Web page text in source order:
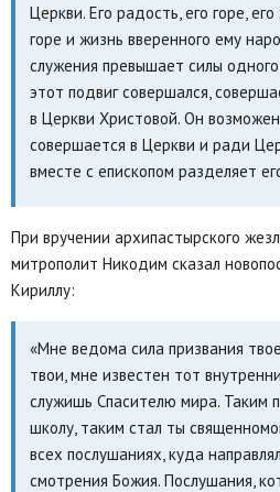
Церкви. Его радость, его горе,
горе и жизнь вверенного ему
служения превышает силы
этот подвиг совершался,
в Церкви Христовой. Он
совершается в Церкви и ради
вместе с епископом разделяет
При вручении архипастырского
митрополит Никодим сказал
Кириллу:
«Мне ведома сила призвания
твои, мне известен тот
служишь Спасителю мира. Таким
школу, таким стал ты
всех послушаниях, куда
смотрения Божия. Послушания,